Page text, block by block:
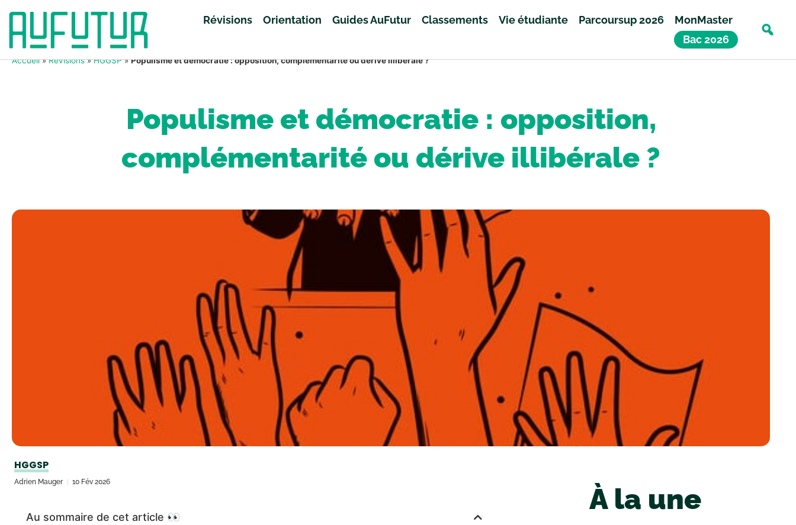
Révisions Orientation Guides AuFutur Classements Vie étudiante Parcoursup 2026
MonMaster
Bac 2026
Accueil»Révisions»HGGSP»Populisme et démocratie : opposition, complémentarité ou dérive illibérale ?
Populisme et démocratie : opposition,
complémentarité ou dérive illibérale ?
HGGSP
Adrien Mauger 10 Fév 2026
Au sommaire de cet article 👀
À la une